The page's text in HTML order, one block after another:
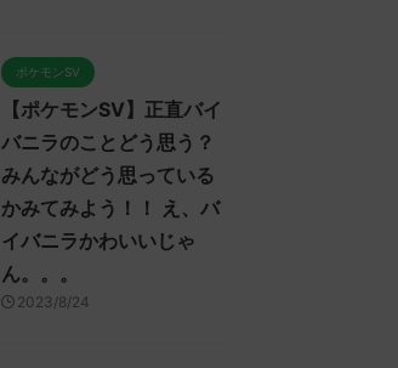
ポケモンSV
【ポケモンSV】正直バイ
バニラのことどう思う？
みんながどう思っている
かみてみよう！！ え、バ
イバニラかわいいじゃ
ん。。。
2023/8/24